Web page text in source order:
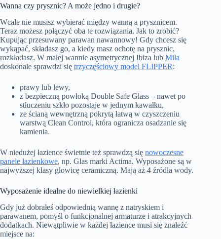
Wanna czy prysznic? A może jedno i drugie?
Wcale nie musisz wybierać między wanną a prysznicem.
Teraz możesz połączyć oba te rozwiązania. Jak to zrobić?
Kupując przesuwany parawan nawannowy! Gdy chcesz się
wykąpać, składasz go, a kiedy masz ochotę na prysznic,
rozkładasz. W małej wannie asymetrycznej Ibiza lub Mila
doskonale sprawdzi się trzyczęściowy model FLIPPER:
prawy lub lewy,
z bezpieczną powłoką Double Safe Glass – nawet po
stłuczeniu szkło pozostaje w jednym kawałku,
ze ścianą wewnętrzną pokrytą łatwą w czyszczeniu
warstwą Clean Control, która ogranicza osadzanie się
kamienia.
W niedużej łazience świetnie też sprawdzą się nowoczesne
panele łazienkowe, np. Glas marki Actima. Wyposażone są w
najwyższej klasy głowicę ceramiczną. Mają aż 4 źródła wody.
Wyposażenie idealne do niewielkiej łazienki
Gdy już dobrałeś odpowiednią wannę z natryskiem i
parawanem, pomyśl o funkcjonalnej armaturze i atrakcyjnych
dodatkach. Niewątpliwie w każdej łazience musi się znaleźć
miejsce na: